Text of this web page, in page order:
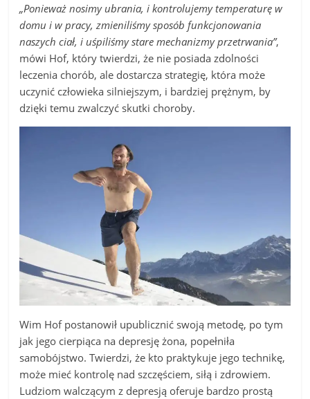
„Ponieważ nosimy ubrania, i kontrolujemy temperaturę w
domu i w pracy, zmieniliśmy sposób funkcjonowania
naszych ciał, i uśpiliśmy stare mechanizmy przetrwania”,
mówi Hof, który twierdzi, że nie posiada zdolności
leczenia chorób, ale dostarcza strategię, która może
uczynić człowieka silniejszym, i bardziej prężnym, by
dzięki temu zwalczyć skutki choroby.
Wim Hof postanowił upublicznić swoją metodę, po tym
jak jego cierpiąca na depresję żona, popełniła
samobójstwo. Twierdzi, że kto praktykuje jego technikę,
może mieć kontrolę nad szczęściem, siłą i zdrowiem.
Ludziom walczącym z depresją oferuje bardzo prostą